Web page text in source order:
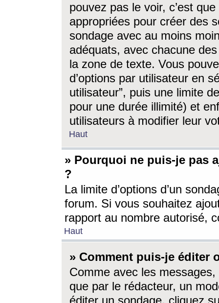
pouvez pas le voir, c’est
appropriées pour créer des
sondage avec au moins
adéquats, avec chacune
la zone de texte. Vous
d’options par utilisateur en
utilisateur”, puis une limite
pour une durée illimité) et
utilisateurs à modifier leur
Haut
» Pourquoi ne puis-je pas
?
La limite d’options d’un
forum. Si vous souhaitez
rapport au nombre autorisé,
Haut
» Comment puis-je éditer
Comme avec les
que par le rédacteur, un